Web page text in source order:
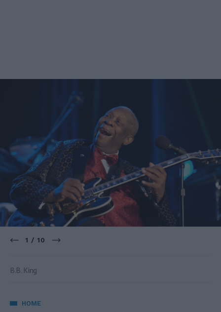
B.B. King
1 / 10
HOME